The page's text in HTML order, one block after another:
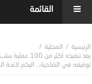
المحلية
بعد تنفيذه
توقيفه في الضاحية… اليكم لائحة